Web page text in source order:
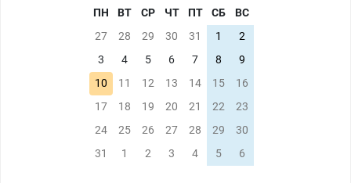
ПН
ВТ СР ЧТ ПТ СБ
ВС
27
28 29 30 31 1
2
3
4 5 6 7 8
9
10
11 12 13 14 15
16
17
18 19 20 21 22
23
24
25 26 27 28 29
30
31
1 2 3 4 5 6